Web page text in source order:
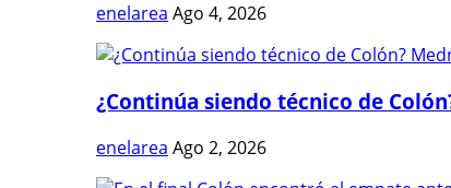
enelarea Ago 4, 2026
¿Continúa siendo técnico de
enelarea Ago 2, 2026